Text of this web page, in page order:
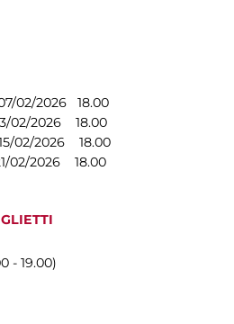
2026 18.00
2026 18.00
02/2026 18.00
2026 18.00
- 19.00)